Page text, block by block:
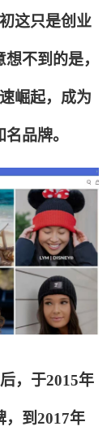
这只是创业
不到的是，
崛起，成为
品牌。
，于2015年
，到2017年